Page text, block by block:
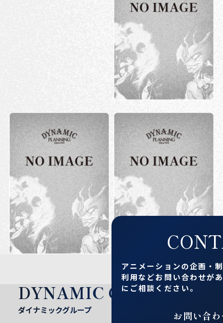
アニメーションの企画・
利用などお問い合わせが
にご相談ください。
お問い合
DYNAMIC GROUP
ダイナミックグループ